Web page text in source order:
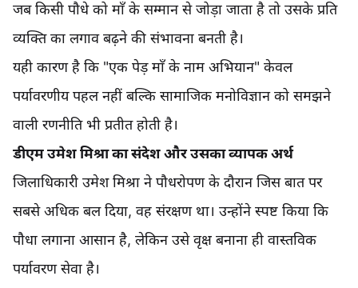
जब किसी पौधे को माँ के सम्मान से जोड़ा जाता है तो उसके प्रति
व्यक्ति का लगाव बढ़ने की संभावना बनती है।
यही कारण है कि "एक पेड़ माँ के नाम अभियान" केवल
पर्यावरणीय पहल नहीं बल्कि सामाजिक मनोविज्ञान को समझने
वाली रणनीति भी प्रतीत होती है।
डीएम उमेश मिश्रा का संदेश और उसका व्यापक अर्थ
जिलाधिकारी उमेश मिश्रा ने पौधरोपण के दौरान जिस बात पर
सबसे अधिक बल दिया, वह संरक्षण था। उन्होंने स्पष्ट किया कि
पौधा लगाना आसान है, लेकिन उसे वृक्ष बनाना ही वास्तविक
पर्यावरण सेवा है।